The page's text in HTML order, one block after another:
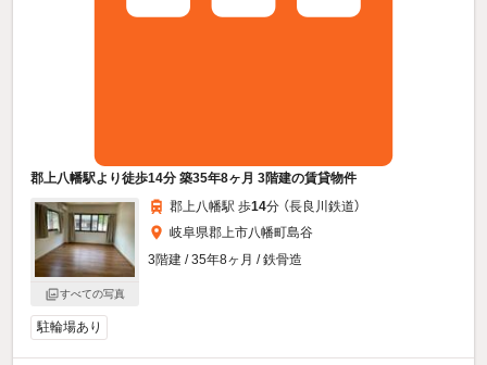
郡上八幡駅より徒歩14分 築35年8ヶ月 3階建の賃貸物件
すべての写真
郡上八幡駅 歩14分 （長良川鉄道）
岐阜県郡上市八幡町島谷
3階建 / 35年8ヶ月 / 鉄骨造
駐輪場あり